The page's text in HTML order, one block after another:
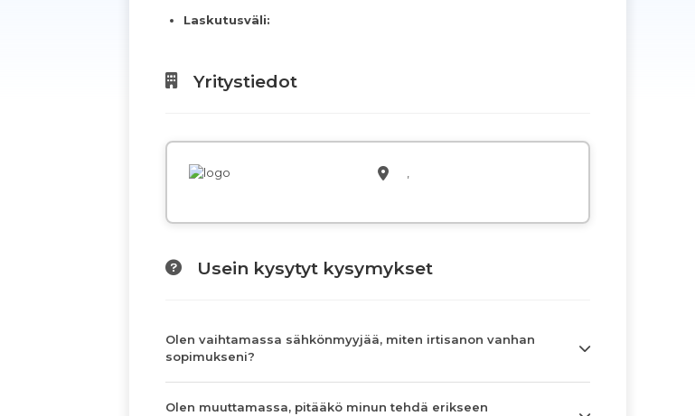
Laskutusväli:
Yritystiedot
,
Usein kysytyt kysymykset
Olen vaihtamassa sähkönmyyjää, miten irtisanon vanhan
sopimukseni?
Olen muuttamassa, pitääkö minun tehdä erikseen